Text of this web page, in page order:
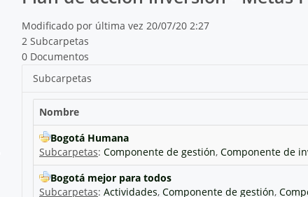
Modificado por última vez 20/07/20 2:27
2 Subcarpetas
0 Documentos
Subcarpetas
Nombre
Bogotá Humana
Subcarpetas: Componente de gestión, Componente de
Bogotá mejor para todos
Subcarpetas: Actividades, Componente de gestión,